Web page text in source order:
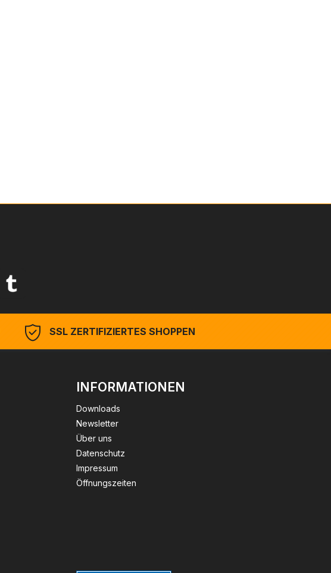
SSL ZERTIFIZIERTES SHOPPEN
INFORMATIONEN
Downloads
Newsletter
Über uns
Datenschutz
Impressum
Öffnungszeiten